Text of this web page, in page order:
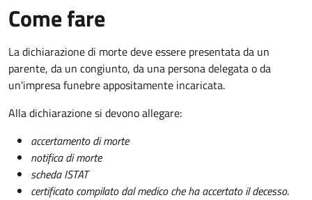
Come fare
La dichiarazione di morte deve essere presentata da un
parente, da un congiunto, da una persona delegata o da
un'impresa funebre appositamente incaricata.
Alla dichiarazione si devono allegare:
accertamento di morte
notifica di morte
scheda ISTAT
certificato compilato dal medico che ha accertato il decesso.